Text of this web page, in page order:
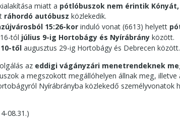
miatt a pótlóbuszok nem érintik Kónyát,
ráhordó autóbusz közlekedik.
15:26-kor induló vonat (6613) helyett
tól július 9-ig Hortobágy és Nyírábrány között.
10-től augusztus 29-ig Hortobágy és Debrecen között.
az eddigi vágányzári menetrendeknek
a megszokott megállóhelyen állnak meg,
Nyírábrányba közlekedő személyvonatok
08.31.)